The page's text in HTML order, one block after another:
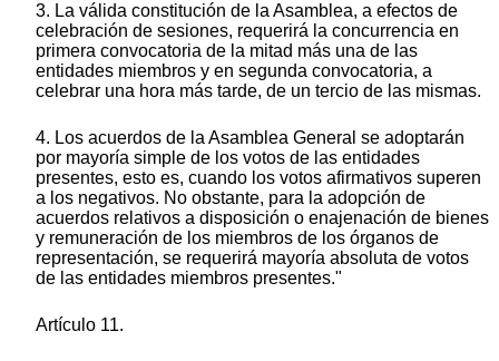
3. La válida constitución de la Asamblea, a efectos de
celebración de sesiones, requerirá la concurrencia en
primera convocatoria de la mitad más una de las
entidades miembros y en segunda convocatoria, a
celebrar una hora más tarde, de un tercio de las mismas.
4. Los acuerdos de la Asamblea General se adoptarán
por mayoría simple de los votos de las entidades
presentes, esto es, cuando los votos afirmativos superen
a los negativos. No obstante, para la adopción de
acuerdos relativos a disposición o enajenación de bienes
y remuneración de los miembros de los órganos de
representación, se requerirá mayoría absoluta de votos
de las entidades miembros presentes."
Artículo 11.